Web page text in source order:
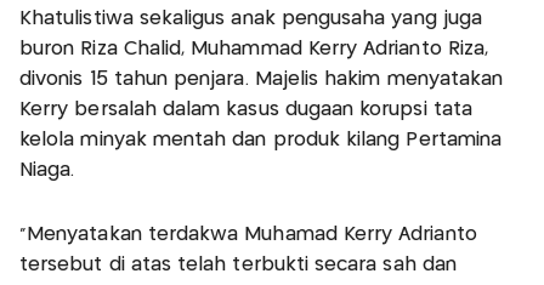
Khatulistiwa sekaligus anak pengusaha yang juga
buron Riza Chalid, Muhammad Kerry Adrianto Riza,
divonis 15 tahun penjara. Majelis hakim menyatakan
Kerry bersalah dalam kasus dugaan korupsi tata
kelola minyak mentah dan produk kilang Pertamina
Niaga.
"Menyatakan terdakwa Muhamad Kerry Adrianto
tersebut di atas telah terbukti secara sah dan